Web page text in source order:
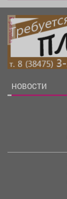
реклама
НОВОСТИ